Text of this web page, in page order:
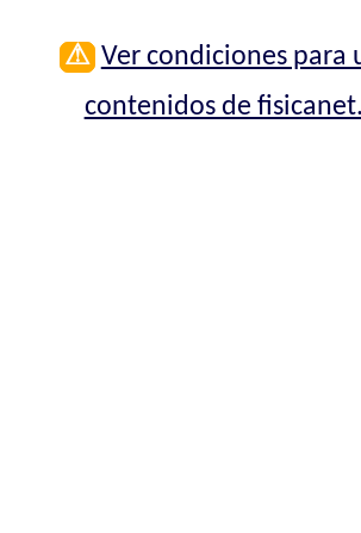
⚠ Ver condiciones para
contenidos de